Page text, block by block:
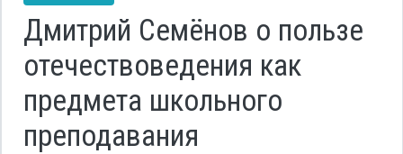
Дмитрий Семёнов о пользе
отечествоведения как
предмета школьного
преподавания